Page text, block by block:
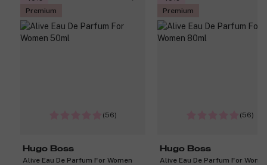
Premium
(56)
Hugo Boss
Alive Eau De Parfum For Women
Premium
(56)
Hugo Boss
Alive Eau De Parfum For